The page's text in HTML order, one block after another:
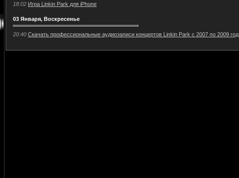
18:02 Игра Linkin Park для iPhone
03 Января, Воскресенье
20:40 Скачать профессиональные аудиозаписи концертов Linkin Park c 2007 по 2009 год